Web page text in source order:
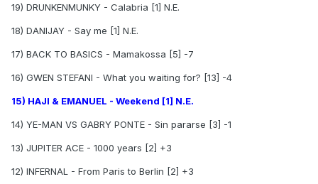
19) DRUNKENMUNKY - Calabria [1] N.E.
18) DANIJAY - Say me [1] N.E.
17) BACK TO BASICS - Mamakossa [5] -7
16) GWEN STEFANI - What you waiting for? [13] -4
15) HAJI & EMANUEL - Weekend [1] N.E.
14) YE-MAN VS GABRY PONTE - Sin pararse [3] -1
13) JUPITER ACE - 1000 years [2] +3
12) INFERNAL - From Paris to Berlin [2] +3